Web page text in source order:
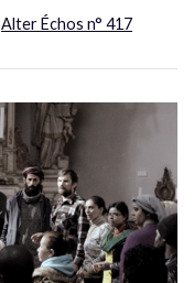
Alter Échos n° 417